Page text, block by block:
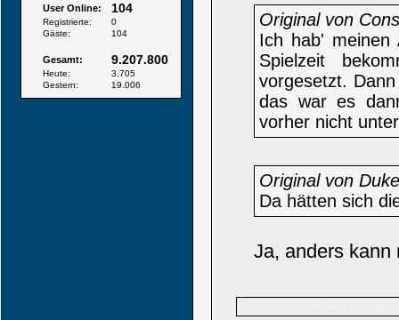
User Online: 104
Registrierte:
0
Gäste:
104
Gesamt: 9.207.800
Heute:
3.705
Gestern:
19.006
Original von
Ich hab' meinen
Spielzeit
vorgesetzt.
das war es
vorher nicht
Original von
Da hätten sich
Ja, anders